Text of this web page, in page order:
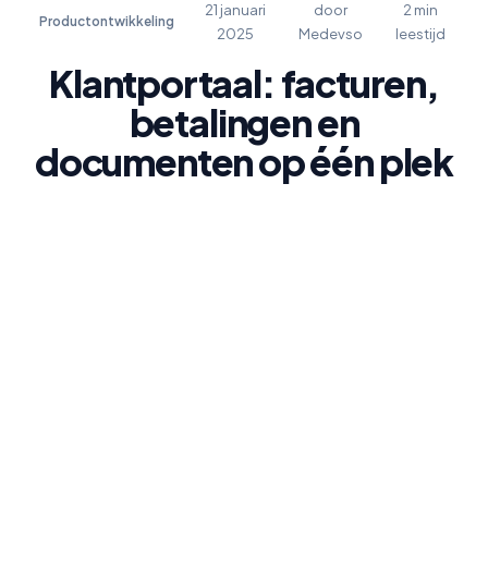
Productontwikkeling
21 januari
2025
door
Medevso
2 min
leestijd
Klantportaal: facturen,
betalingen en
documenten op één plek